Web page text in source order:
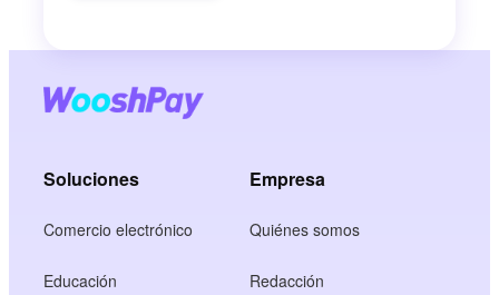
Soluciones
Comercio electrónico
Educación
Empresa
Quiénes somos
Redacción